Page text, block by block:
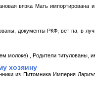
вязка Мать импортирована
документы РКФ, вет па, в
, Родители титулованы,
хозяину
из Питомника Империя